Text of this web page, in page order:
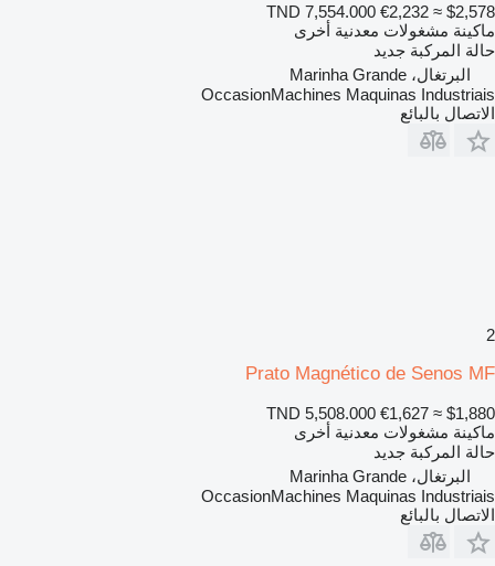
TND 7,554.000 €2,232 ≈ $2,578
ماكينة مشغولات معدنية أخرى
حالة المركبة جديد
البرتغال، Marinha Grande
OccasionMachines Maquinas Industriais
الاتصال بالبائع
2
Prato Magnético de Senos MF
TND 5,508.000 €1,627 ≈ $1,880
ماكينة مشغولات معدنية أخرى
حالة المركبة جديد
البرتغال، Marinha Grande
OccasionMachines Maquinas Industriais
الاتصال بالبائع